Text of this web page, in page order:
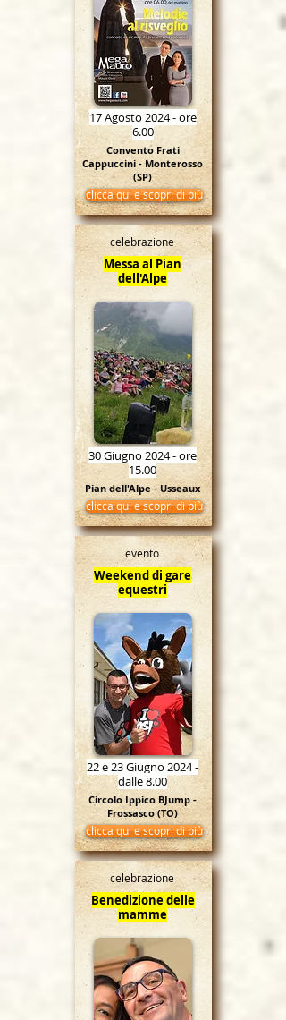
17 Agosto 2024 - ore
6.00
Convento Frati
Cappuccini - Monterosso
(SP)
clicca qui e scopri di più
celebrazione
Messa al Pian
dell'Alpe
30 Giugno 2024 - ore
15.00
Pian dell'Alpe - Usseaux
clicca qui e scopri di più
evento
Weekend di gare
equestri
22 e 23 Giugno 2024 -
dalle 8.00
Circolo Ippico BJump -
Frossasco (TO)
clicca qui e scopri di più
celebrazione
Benedizione delle
mamme